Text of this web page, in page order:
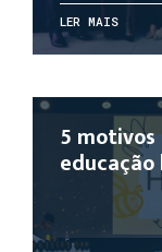
LER MAIS
5